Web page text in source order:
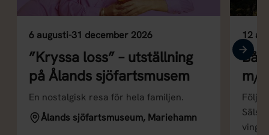
6 augusti-31 december 2026
”Kryssa loss” – utställning
på Ålands sjöfartsmusem
En nostalgisk resa för hela familjen.
Ålands sjöfartsmuseum, Mariehamn
12
m/
Följ